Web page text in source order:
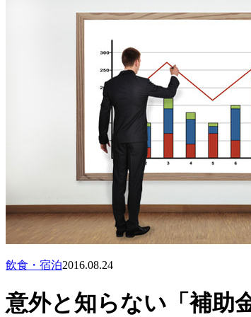
飲食・宿泊2016.08.24
意外と知らない「補助